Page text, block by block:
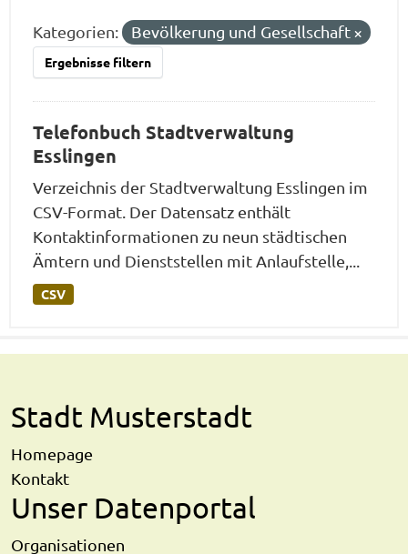
Kategorien: Bevölkerung und Gesellschaft
Ergebnisse filtern
Telefonbuch Stadtverwaltung
Esslingen
Verzeichnis der Stadtverwaltung Esslingen im
CSV-Format. Der Datensatz enthält
Kontaktinformationen zu neun städtischen
Ämtern und Dienststellen mit Anlaufstelle,...
CSV
Stadt Musterstadt
Homepage
Kontakt
Unser Datenportal
Organisationen